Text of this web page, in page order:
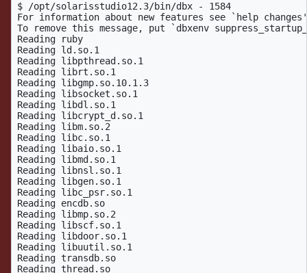
$ /opt/solarisstudio12.3/bin/dbx - 1584
For information about new features see `help
To remove this message, put `dbxenv
Reading ruby
Reading ld.so.1
Reading libpthread.so.1
Reading librt.so.1
Reading libgmp.so.10.1.3
Reading libsocket.so.1
Reading libdl.so.1
Reading libcrypt_d.so.1
Reading libm.so.2
Reading libc.so.1
Reading libaio.so.1
Reading libmd.so.1
Reading libnsl.so.1
Reading libgen.so.1
Reading libc_psr.so.1
Reading encdb.so
Reading libmp.so.2
Reading libscf.so.1
Reading libdoor.so.1
Reading libuutil.so.1
Reading transdb.so
Reading thread.so